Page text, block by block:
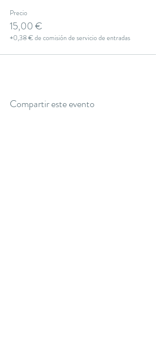
Precio
15,00 €
+0,38 € de comisión de servicio de entradas
Compartir este evento